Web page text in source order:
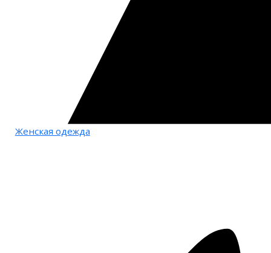
Женская одежда